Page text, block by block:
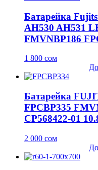
Батарейка
AH530 AH531
FMVNBP186
1 800 сом
Батарейка
FPCBP335
CP568422-01
2 000 сом